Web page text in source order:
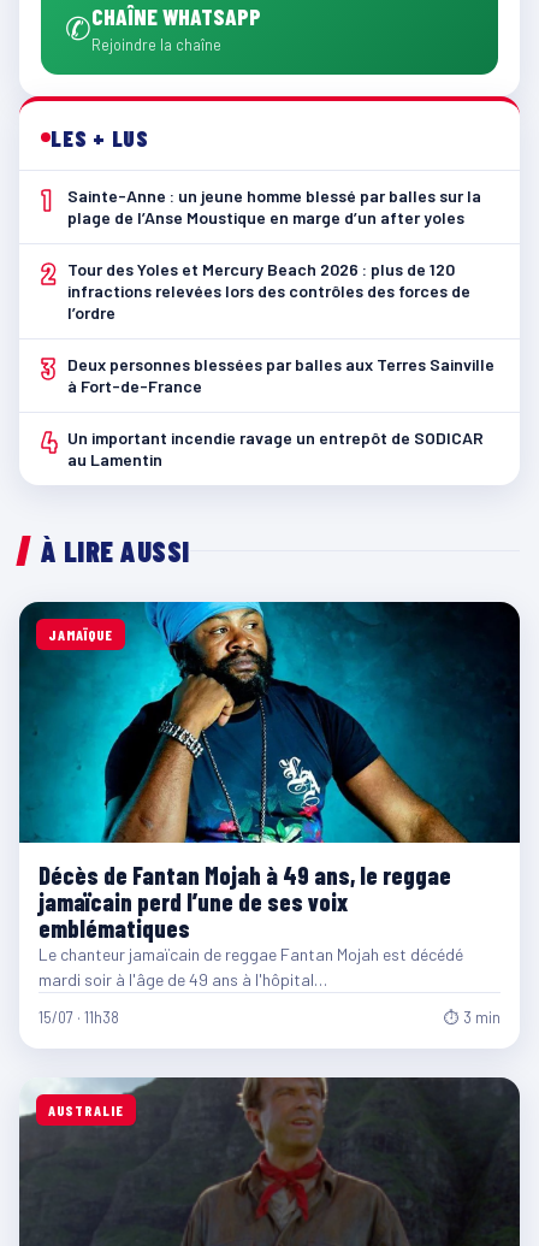
✆CHAÎNE WHATSAPP
Rejoindre la chaîne
LES + LUS
1
Sainte-Anne : un jeune homme blessé par balles sur la
plage de l’Anse Moustique en marge d’un after yoles
2
Tour des Yoles et Mercury Beach 2026 : plus de 120
infractions relevées lors des contrôles des forces de
l’ordre
3
Deux personnes blessées par balles aux Terres Sainville
à Fort-de-France
4 Un important incendie ravage un entrepôt de SODICAR
au Lamentin
À LIRE AUSSI
JAMAÏQUE
Décès de Fantan Mojah à 49 ans, le reggae
jamaïcain perd l’une de ses voix
emblématiques
Le chanteur jamaïcain de reggae Fantan Mojah est décédé
mardi soir à l'âge de 49 ans à l'hôpital…
15/07 · 11h38 ⏱ 3 min
AUSTRALIE